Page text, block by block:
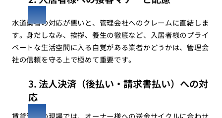
水道業者の対応が悪いと、管理会社へのクレームに直結しま
す。身だしなみ、挨拶、養生の徹底など、入居者様のプライ
ベートな生活空間に入る自覚がある業者かどうかは、管理会
社の信頼を守る上で極めて重要です。
3. 法人決済（後払い・請求書払い）への対
応
賃貸管理の現場では、オーナー様への送金サイクルに合わせ